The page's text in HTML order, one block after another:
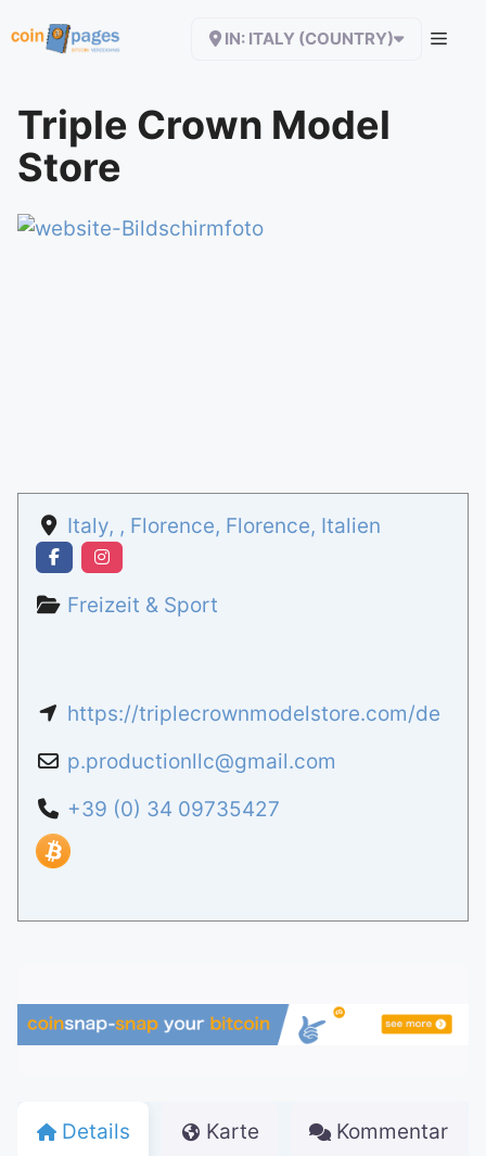
Inhalt
IN: ITALY (COUNTRY)
Triple Crown Model
Store
Italy, , Florence, Florence, Italien
Freizeit & Sport
https://triplecrownmodelstore.com/de
p.productionllc@gmail.com
+39 (0) 34 09735427
Details Karte Kommentar